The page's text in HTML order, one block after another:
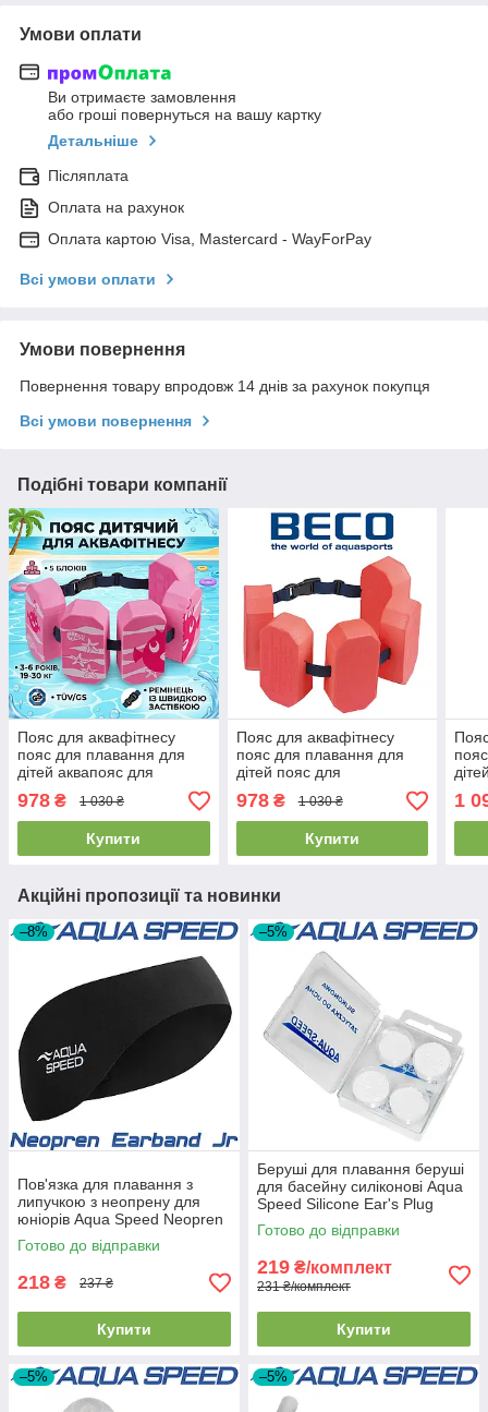
Умови оплати
Ви отримаєте замовлення
або гроші повернуться на вашу картку
Детальніше
Післяплата
Оплата на рахунок
Оплата картою Visa, Mastercard - WayForPay
Всі умови оплати
Умови повернення
Повернення товару впродовж 14 днів за рахунок покупця
Всі умови повернення
Подібні товари компанії
Пояс для аквафітнесу
пояс для плавання для
дітей аквапояс для
рожевий (15-30 кг)
978 ₴ 1 030 ₴
Купити
Пояс для аквафітнесу
пояс для плавання для
дітей пояс для
BECO 9663 червоний (30-
60 кг)
978₴ 1 030 ₴
Купити
1
Акційні пропозиції та новинки
–8%
Пов'язка для плавання з
липучкою з неопрену для
юніорів Aqua Speed Neopren
Earband Jr чорна
Готово до відправки
218 ₴ 237 ₴
Купити
–5%
Беруші для плавання беруші
для басейну силіконові Aqua
Speed Silicone Ear's Plug
прозорі (4шт.)
Готово до відправки
219 ₴/комплект
231 ₴/комплект
Купити
–5% –5%